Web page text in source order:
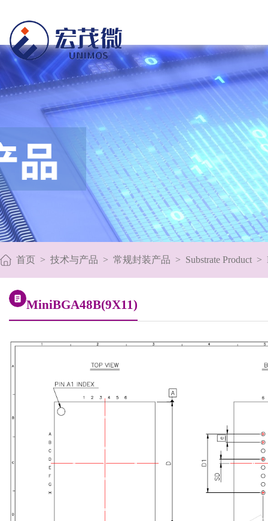
首页 > 技术与产品 > 常规封装产品 > Substrate Product >
MiniBGA48B(9X11)